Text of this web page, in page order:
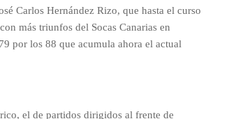
Carlos Hernández Rizo, que hasta el curso
más triunfos del Socas Canarias en
por los 88 que acumula ahora el actual
el de partidos dirigidos al frente de